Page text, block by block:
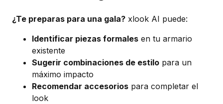
¿Te preparas para una gala? xlook AI puede:
Identificar piezas formales en tu armario
existente
Sugerir combinaciones de estilo para un
máximo impacto
Recomendar accesorios para completar el
look